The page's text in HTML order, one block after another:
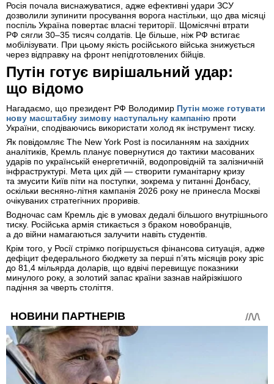
Росія почала виснажуватися, адже ефективні удари ЗСУ
дозволили зупинити просування ворога настільки, що два місяці
поспіль Україна повертає власні території. Щомісячні втрати
РФ сягли 30–35 тисяч солдатів. Це більше, ніж РФ встигає
мобілізувати. При цьому якість російського війська знижується
через відправку на фронт непідготовлених бійців.
Путін готує вирішальний удар:
що відомо
Нагадаємо, що президент РФ Володимир Путін може готувати
нову масштабну зимову наступальну кампанію проти
України, сподіваючись використати холод як інструмент тиску.
Як повідомляє The New York Post із посиланням на західних
аналітиків, Кремль планує повернутися до тактики масованих
ударів по українській енергетичній, водопровідній та залізничній
інфраструктурі. Мета цих дій — створити гуманітарну кризу
та змусити Київ піти на поступки, зокрема у питанні Донбасу,
оскільки весняно-літня кампанія 2026 року не принесла Москві
очікуваних стратегічних проривів.
Водночас сам Кремль діє в умовах дедалі більшого внутрішнього
тиску. Російська армія стикається з браком новобранців,
а до війни намагаються залучити навіть студентів.
Крім того, у Росії стрімко погіршується фінансова ситуація, адже
дефіцит федерального бюджету за перші п’ять місяців року зріс
до 81,4 мільярда доларів, що вдвічі перевищує показники
минулого року, а золотий запас країни зазнав найрізкішого
падіння за чверть століття.